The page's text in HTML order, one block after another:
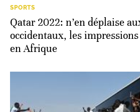
SPORTS
Qatar 2022: n’en déplaise
occidentaux, les
en Afrique